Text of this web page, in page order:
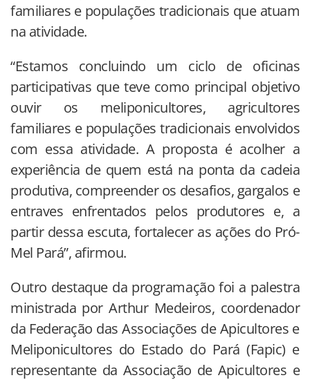
familiares e populações tradicionais que atuam
na atividade.
“Estamos concluindo um ciclo de oficinas
participativas que teve como principal objetivo
ouvir os meliponicultores, agricultores
familiares e populações tradicionais envolvidos
com essa atividade. A proposta é acolher a
experiência de quem está na ponta da cadeia
produtiva, compreender os desafios, gargalos e
entraves enfrentados pelos produtores e, a
partir dessa escuta, fortalecer as ações do Pró-
Mel Pará”, afirmou.
Outro destaque da programação foi a palestra
ministrada por Arthur Medeiros, coordenador
da Federação das Associações de Apicultores e
Meliponicultores do Estado do Pará (Fapic) e
representante da Associação de Apicultores e